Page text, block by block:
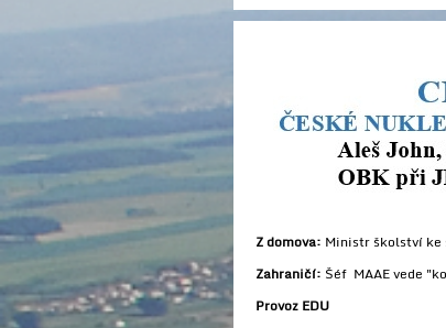
Z domova: Ministr školství ke
Zahraničí: Šéf MAAE vede
Provoz EDU